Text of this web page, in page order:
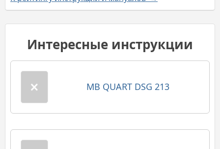
Интересные инструкции
MB QUART DSG 213